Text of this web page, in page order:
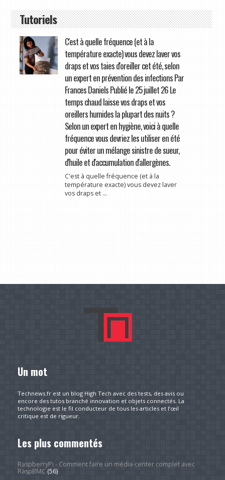
Tutoriels
C'est à quelle fréquence (et à la
température exacte) vous devez laver vos
draps et vos taies d'oreiller cet été, selon
un expert en prévention des infections Par
Frances Daniels Publié le 25 juillet 26 Le
temps chaud laisse vos draps et vos
oreillers humides la plupart des nuits ?
Selon un expert en hygiène, voici à quelle
fréquence vous devriez les utiliser en été
pour éviter un mélange sinistre de sueur,
d'huile et d'accumulation d'allergènes.
C'est à quelle fréquence (et à la
température exacte) vous devez laver
vos draps et ...
Un mot
Technews.fr est un blog High Tech avec des tests, des avis ou
encore des tutos branché innovation et objets connectés. La
technologie est le fil conducteur de tous les articles et l’œil
critique est de rigueur.
Les plus commentés
RaspberryPi - Comment faire un média-center complet avec
RaspBMC(56)